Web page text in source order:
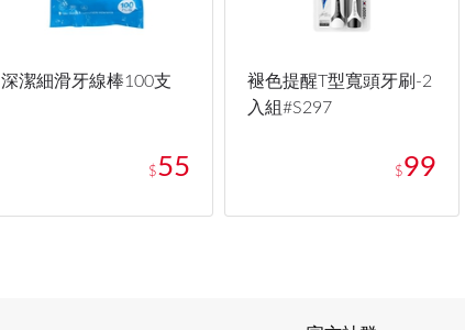
深潔細滑牙線棒100支
$55
褪色提醒T型寬頭牙刷-2
入組#S297
$99